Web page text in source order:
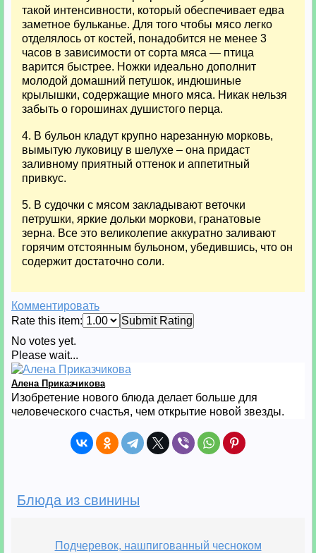
такой интенсивности, который обеспечивает едва
заметное бульканье. Для того чтобы мясо легко
отделялось от костей, понадобится не менее 3
часов в зависимости от сорта мяса — птица
варится быстрее. Ножки идеально дополнит
молодой домашний петушок, индюшиные
крылышки, содержащие много мяса. Никак нельзя
забыть о горошинах душистого перца.
4. В бульон кладут крупно нарезанную морковь,
вымытую луковицу в шелухе – она придаст
заливному приятный оттенок и аппетитный
привкус.
5. В судочки с мясом закладывают веточки
петрушки, яркие дольки моркови, гранатовые
зерна. Все это великолепие аккуратно заливают
горячим отстоянным бульоном, убедившись, что он
содержит достаточно соли.
Комментировать
Rate this item:
Submit Rating
No votes yet.
Please wait...
Алена Приказчикова
Изобретение нового блюда делает больше для
человеческого счастья, чем открытие новой звезды.
Блюда из свинины
Подчеревок, нашпигованный чесноком